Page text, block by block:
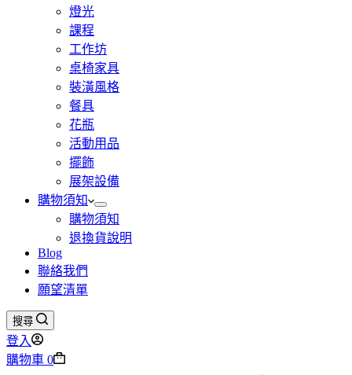
燈光
課程
工作坊
桌椅家具
裝潢風格
餐具
花瓶
活動用品
擺飾
展架設備
購物須知
購物須知
退換貨說明
Blog
聯絡我們
願望清單
搜尋
登入
購物車 0